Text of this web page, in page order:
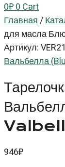
0₽0Cart
Главная/
для масла
Артикул:
Вальбелла
946₽